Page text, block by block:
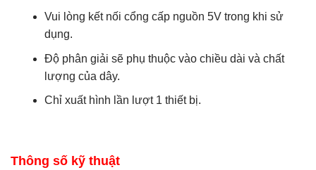
Vui lòng kết nối cổng cấp nguồn 5V trong khi sử
dụng.
Độ phân giải sẽ phụ thuộc vào chiều dài và chất
lượng của dây.
Chỉ xuất hình lần lượt 1 thiết bị.
Thông số kỹ thuật